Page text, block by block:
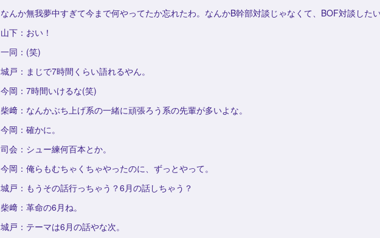
なんか無我夢中すぎて今まで何やってたか忘れたわ。なんかB幹部対談じゃなくて、BOF対談したい
山下：おい！
一同：(笑)
城戸：まじで7時間くらい語れるやん。
今岡：7時間いけるな(笑)
柴﨑：なんかぶち上げ系の一緒に頑張ろう系の先輩が多いよな。
今岡：確かに。
司会：シュー練何百本とか。
今岡：俺らもむちゃくちゃやったのに、ずっとやって。
城戸：もうその話行っちゃう？6月の話しちゃう？
柴﨑：革命の6月ね。
城戸：テーマは6月の話やな次。